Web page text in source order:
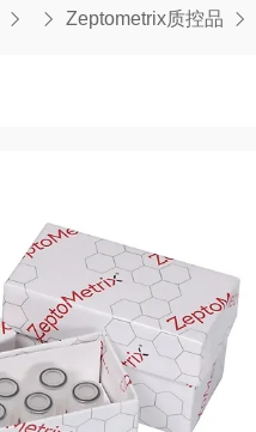
Zeptometrix质控品